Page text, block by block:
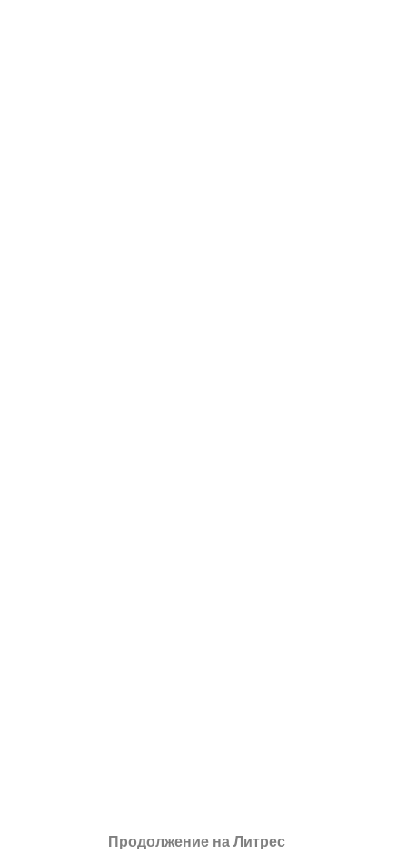
Продолжение на Литрес